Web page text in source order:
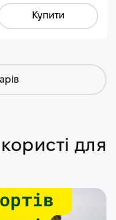
Купити
для